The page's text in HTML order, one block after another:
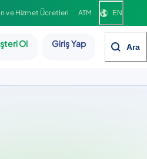
ve Hizmet Ücretleri ATM EN
Ol Giriş Yap Ara